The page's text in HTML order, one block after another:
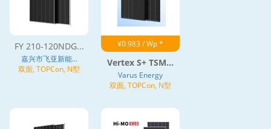
FY 210-120NDG...
嘉兴市飞亚新能...
双面, TOPCon, N型
¥0.983 / Wp *
Vertex S+ TSM...
Varus Energy
双面, TOPCon, N型